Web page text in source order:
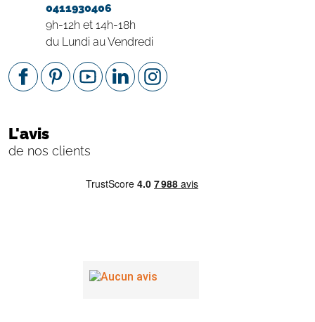
0411930406
9h-12h et 14h-18h
du Lundi au Vendredi
L'avis
de nos clients